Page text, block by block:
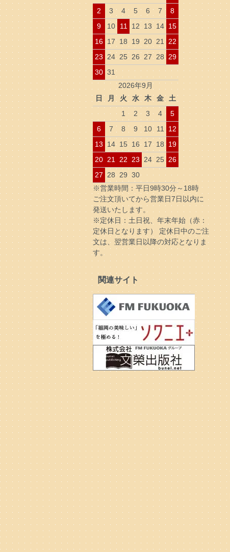
2
3 4 5 6 7
8
9
10 11 12 13 14 15
16 17 18 19 20 21
22
23
24 25 26 27 28
29
30 31
2026年9月
日
月 火 水 木 金
土
1
2 3 4
5
6
7 8 9 10 11
12
13
14 15 16 17 18
19
20 21 22 23 24 25
26
27
28 29 30
※営業時間：平日9時30分～18時
ご注文頂いてから営業日7日以内に
発送いたします。
※定休日：土日祝、年末年始（赤：
定休日となります） 定休日中のご注
文は、翌営業日以降の対応となりま
す。
関連サイト